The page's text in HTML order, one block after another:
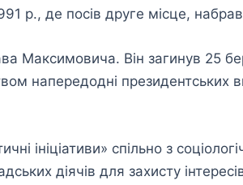
р., де посів друге місце,
Максимовича. Він загинув 25
напередодні
ініціативи» спільно з
діячів для захисту